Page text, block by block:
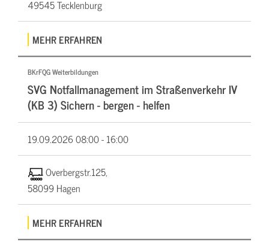
49545 Tecklenburg
MEHR ERFAHREN
BKrFQG Weiterbildungen
SVG Notfallmanagement im Straßenverkehr IV
(KB 3) Sichern - bergen - helfen
19.09.202608:00 - 16:00
Overbergstr.125,
58099 Hagen
MEHR ERFAHREN